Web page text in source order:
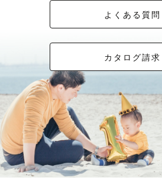
よくある質問
カタログ請求